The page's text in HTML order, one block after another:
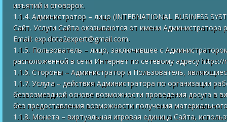
изъятий и оговорок.
1.1.4. Администратор – лицо (INTERNATIONAL BUSINESS
Сайт. Услуги Сайта оказываются от имени Администратора
Email: exp.dota2expert@gmail.com.
1.1.5. Пользователь – лицо, заключившее с
расположенной в сети Интернет по сетевому адресу
1.1.6. Стороны – Администратор и Пользователь,
1.1.7. Услуга – действия Администратора по организации
безвозмездной основе возможности проведения досуга в
без предоставления возможности получения
1.1.8. Монета – виртуальная игровая единица Сайта,